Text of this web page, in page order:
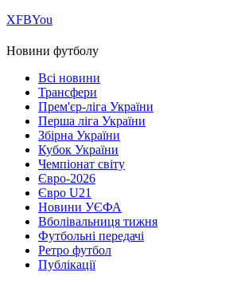
ХFBYou
Новини футболу
Всі новини
Трансфери
Прем'єр-ліга України
Перша ліга України
Збірна України
Кубок України
Чемпіонат світу
Євро-2026
Євро U21
Новини УЄФА
Вболівальниця тижня
Футбольні передачі
Ретро футбол
Публікації